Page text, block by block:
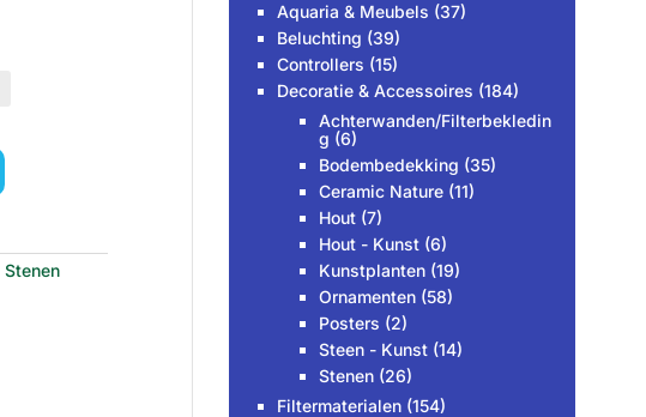
Stenen
Aquaria & Meubels (37)
Beluchting (39)
Controllers (15)
Decoratie & Accessoires (184)
Achterwanden/Filterbekledin
g (6)
Bodembedekking (35)
Ceramic Nature (11)
Hout (7)
Hout - Kunst (6)
Kunstplanten (19)
Ornamenten (58)
Posters (2)
Steen - Kunst (14)
Stenen (26)
Filtermaterialen (154)